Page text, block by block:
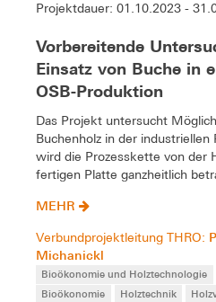
Projektdauer: 01.10.2023 -
Vorbereitende
Einsatz von Buche in
OSB-Produktion
Das Projekt untersucht
Buchenholz in der industriellen
wird die Prozesskette von der
fertigen Platte ganzheitlich
MEHR
Verbundprojektleitung THRO:
Michanickl
Bioökonomie und Holztechnologie
Bioökonomie
Holztechnik